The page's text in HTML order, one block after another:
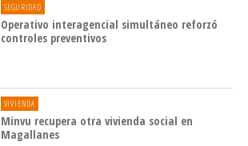
SEGURIDAD
Operativo interagencial simultáneo reforzó
controles preventivos
VIVIENDA
Minvu recupera otra vivienda social en
Magallanes